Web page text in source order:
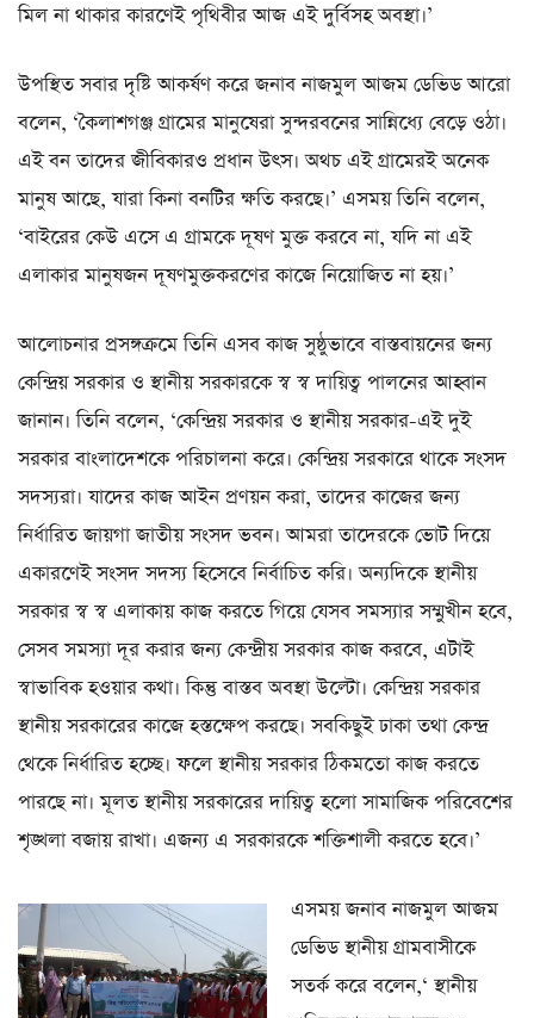
মিল না থাকার কারণেই পৃথিবীর আজ এই দুর্বিসহ অবস্থা।’
উপস্থিত সবার দৃষ্টি আকর্ষণ করে জনাব নাজমুল আজম ডেভিড আরো
বলেন, ‘কৈলাশগঞ্জ গ্রামের মানুষেরা সুন্দরবনের সান্নিধ্যে বেড়ে ওঠা।
এই বন তাদের জীবিকারও প্রধান উৎস। অথচ এই গ্রামেরই অনেক
মানুষ আছে, যারা কিনা বনটির ক্ষতি করছে।’ এসময় তিনি বলেন,
‘বাইরের কেউ এসে এ গ্রামকে দূষণ মুক্ত করবে না, যদি না এই
এলাকার মানুষজন দূষণমুক্তকরণের কাজে নিয়োজিত না হয়।’
আলোচনার প্রসঙ্গক্রমে তিনি এসব কাজ সুষ্ঠুভাবে বাস্তবায়নের জন্য
কেন্দ্রিয় সরকার ও স্থানীয় সরকারকে স্ব স্ব দায়িত্ব পালনের আহ্বান
জানান। তিনি বলেন, ‘কেন্দ্রিয় সরকার ও স্থানীয় সরকার-এই দুই
সরকার বাংলাদেশকে পরিচালনা করে। কেন্দ্রিয় সরকারে থাকে সংসদ
সদস্যরা। যাদের কাজ আইন প্রণয়ন করা, তাদের কাজের জন্য
নির্ধারিত জায়গা জাতীয় সংসদ ভবন। আমরা তাদেরকে ভোট দিয়ে
একারণেই সংসদ সদস্য হিসেবে নির্বাচিত করি। অন্যদিকে স্থানীয়
সরকার স্ব স্ব এলাকায় কাজ করতে গিয়ে যেসব সমস্যার সম্মুখীন হবে,
সেসব সমস্যা দূর করার জন্য কেন্দ্রীয় সরকার কাজ করবে, এটাই
স্বাভাবিক হওয়ার কথা। কিন্তু বাস্তব অবস্থা উল্টো। কেন্দ্রিয় সরকার
স্থানীয় সরকারের কাজে হস্তক্ষেপ করছে। সবকিছুই ঢাকা তথা কেন্দ্র
থেকে নির্ধারিত হচ্ছে। ফলে স্থানীয় সরকার ঠিকমতো কাজ করতে
পারছে না। মূলত স্থানীয় সরকারের দায়িত্ব হলো সামাজিক পরিবেশের
শৃঙ্খলা বজায় রাখা। এজন্য এ সরকারকে শক্তিশালী করতে হবে।’
এসময় জনাব নাজমুল আজম
ডেভিড স্থানীয় গ্রামবাসীকে
সতর্ক করে বলেন,‘ স্থানীয়